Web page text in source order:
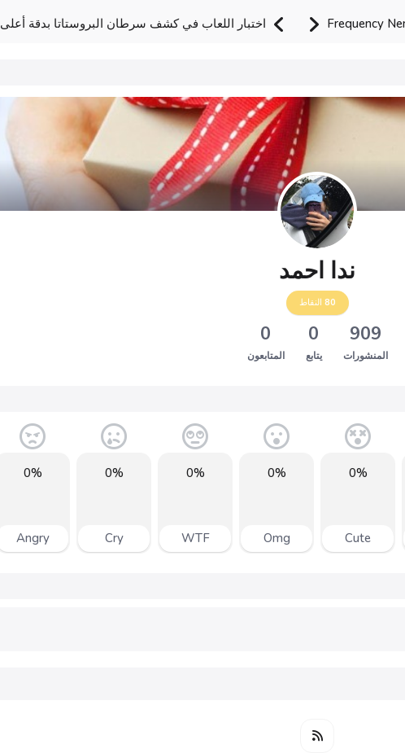
اختبار اللعاب في كشف سرطان البروستاتا بدقة أعلى
ندا احمد
80 النقاط
909
المنشورات
0
يتابع
0
المتابعون
0%
Cute
0%
Omg
0%
WTF
0%
Cry
0%
Angry